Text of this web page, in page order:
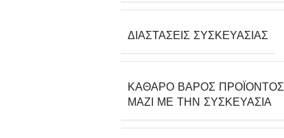
ΔΙΑΣΤΆΣΕΙΣ ΣΥΣΚΕΥΑΣΊΑΣ
ΚΑΘΑΡΌ ΒΆΡΟΣ ΠΡΟΪΌΝΤΟΣ
ΜΑΖΊ ΜΕ ΤΗΝ ΣΥΣΚΕΥΑΣΊΑ